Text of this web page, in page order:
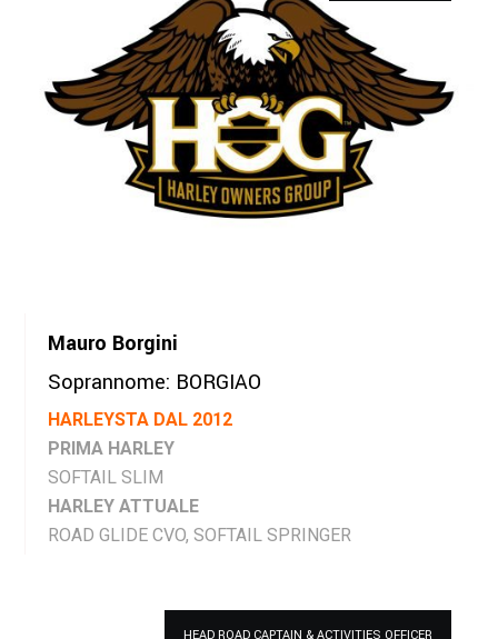
Mauro Borgini
Soprannome: BORGIAO
HARLEYSTA DAL 2012
PRIMA HARLEY
SOFTAIL SLIM
HARLEY ATTUALE
ROAD GLIDE CVO, SOFTAIL SPRINGER